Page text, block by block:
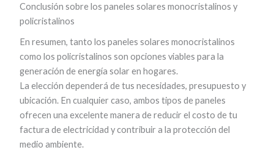
Conclusión sobre los paneles solares monocristalinos y
policristalinos
En resumen, tanto los paneles solares monocristalinos
como los policristalinos son opciones viables para la
generación de energía solar en hogares.
La elección dependerá de tus necesidades, presupuesto y
ubicación. En cualquier caso, ambos tipos de paneles
ofrecen una excelente manera de reducir el costo de tu
factura de electricidad y contribuir a la protección del
medio ambiente.